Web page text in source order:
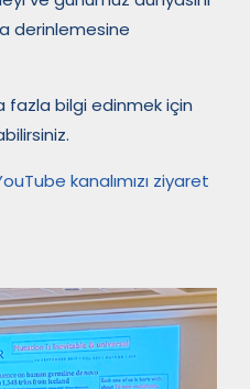
derinlemesine
fazla bilgi edinmek için
kanalımızı ziyaret